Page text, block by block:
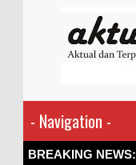
BREAKING NEWS: